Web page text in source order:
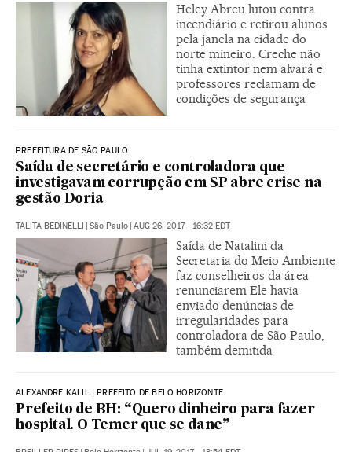
Heley Abreu lutou contra
incendiário e retirou alunos
pela janela na cidade do
norte mineiro. Creche não
tinha extintor nem alvará e
professores reclamam de
condições de segurança
PREFEITURA DE SÃO PAULO
Saída de secretário e controladora que
investigavam corrupção em SP abre crise na
gestão Doria
TALITA BEDINELLI | São Paulo | AUG 26, 2017 - 16:32 EDT
Saída de Natalini da
Secretaria do Meio Ambiente
faz conselheiros da área
renunciarem Ele havia
enviado denúncias de
irregularidades para
controladora de São Paulo,
também demitida
ALEXANDRE KALIL | PREFEITO DE BELO HORIZONTE
Prefeito de BH: “Quero dinheiro para fazer
hospital. O Temer que se dane”